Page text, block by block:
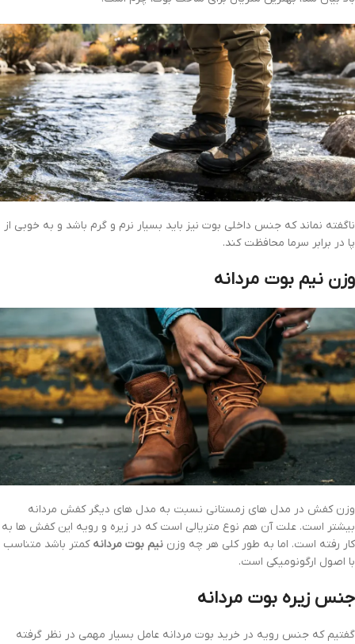
ناگفته نماند که جنس داخلی بوت نیز باید بسیار نرم و گرم باشد و به خوبی از
پا در برابر سرما محافظت کند.
وزن نیم بوت مردانه
وزن کفش در مدل های زمستانی نسبت به مدل های دیگر کفش مردانه
بیشتر است. علت آن هم نوع متریالی است که در زیره و رویه این کفش ها به
کار رفته است. اما به طور کلی هر چه وزن نیم بوت مردانه کمتر باشد متناسب
با اصول ارگونومیکی است.
جنس زیره بوت مردانه
گفتیم که جنس رویه در خرید بوت مردانه عامل بسیار مهمی در نظر گرفته